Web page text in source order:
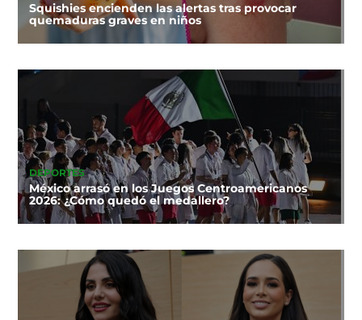
Squishies encienden las alertas tras provocar
quemaduras graves en niños
DEPORTES
México arrasó en los Juegos Centroamericanos
2026: ¿Cómo quedó el medallero?